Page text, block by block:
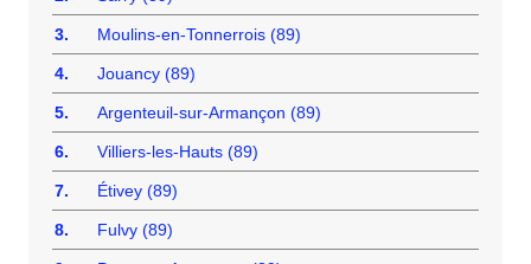
3. Moulins-en-Tonnerrois (89)
4. Jouancy (89)
5. Argenteuil-sur-Armançon (89)
6. Villiers-les-Hauts (89)
7. Étivey (89)
8. Fulvy (89)